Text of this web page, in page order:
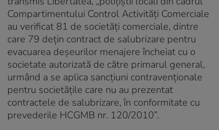
Compartimentului Control Activități Comerciale
au verificat 81 de societăți comerciale, dintre
care 79 dețin contract de salubrizare pentru
evacuarea deşeurilor menajere încheiat cu o
societate autorizată de către primarul general,
urmând a se aplica sancțiuni contravenţionale
pentru societățile care nu au prezentat
contractele de salubrizare, în conformitate cu
prevederile HCGMB nr. 120/2010”.